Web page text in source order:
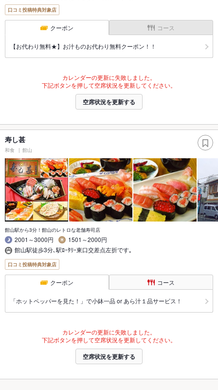
口コミ投稿特典対象店
クーポン コース
【お代わり無料★】お汁ものお代わり無料クーポン！！
カレンダーの更新に失敗しました。
下記ボタンを押して空席状況を更新してください。
空席状況を更新する
寿し甚
和食 館山
館山駅から3分！館山のレトロな老舗寿司店
2001～3000円
1501～2000円
館山駅徒歩3分､駅ﾛｰﾀﾘｰ東口交差点左折です｡
口コミ投稿特典対象店
クーポン コース
「ホットペッパーを見た！」で小鉢一品 or あら汁１品サービス！
カレンダーの更新に失敗しました。
下記ボタンを押して空席状況を更新してください。
空席状況を更新する